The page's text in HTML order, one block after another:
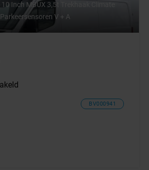
10 Inch MBUX 3,5t Trekhaak Climate
V + A
BV000941